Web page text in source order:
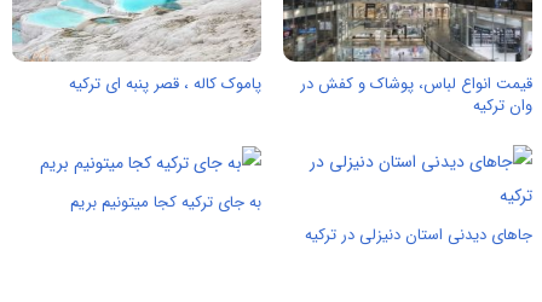
قیمت انواع لباس، پوشاک و کفش در
وان ترکیه
پاموک کاله ، قصر پنبه ای ترکیه
جاهای دیدنی استان دنیزلی در ترکیه
به جای ترکیه کجا میتونیم بریم